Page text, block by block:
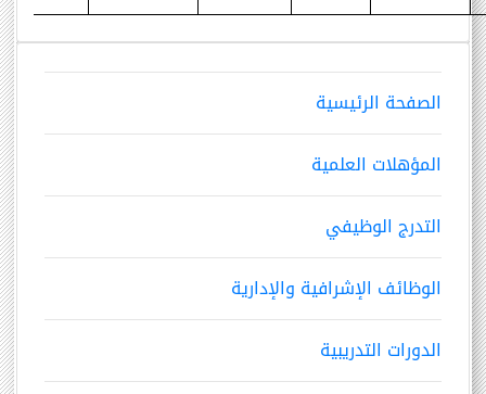
الصفحة الرئيسية
المؤهلات العلمية
التدرج الوظيفي
الوظائف الإشرافية والإدارية
الدورات التدريبية